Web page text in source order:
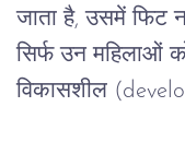
जाता है, उसमें फिट
सिर्फ उन महिलाओं
विकासशील